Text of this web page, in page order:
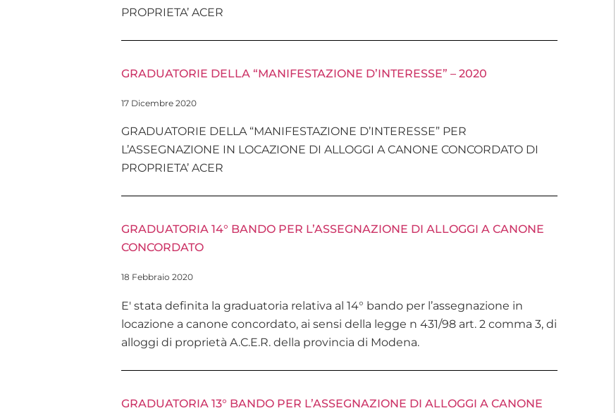
PROPRIETA’ ACER
GRADUATORIE DELLA “MANIFESTAZIONE D’INTERESSE” – 2020
17 Dicembre 2020
GRADUATORIE DELLA “MANIFESTAZIONE D’INTERESSE” PER
L’ASSEGNAZIONE IN LOCAZIONE DI ALLOGGI A CANONE CONCORDATO DI
PROPRIETA’ ACER
GRADUATORIA 14° BANDO PER L’ASSEGNAZIONE DI ALLOGGI A CANONE
CONCORDATO
18 Febbraio 2020
E' stata definita la graduatoria relativa al 14° bando per l’assegnazione in
locazione a canone concordato, ai sensi della legge n 431/98 art. 2 comma 3, di
alloggi di proprietà A.C.E.R. della provincia di Modena.
GRADUATORIA 13° BANDO PER L’ASSEGNAZIONE DI ALLOGGI A CANONE